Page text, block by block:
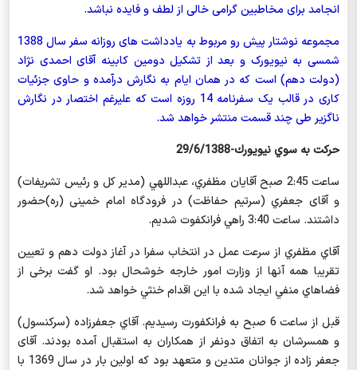
انجامد برای مخاطبین گرامی خالی از لطف و فایده نباشد.
مجموعه نوشتار پیش رو مربوط به یادداشت های روزانه سفر سال 1388
شمسی به نیویورک و بعد از تشکیل دومین کابینه آقای احمدی نژاد
(دولت دهم) است که در همان ایام به نگارش درآمده و حاوی جزئیات
کاری در قالب یک سفرنامه 14 روزه است که علیرغم اختصار در نگارش
ناگزیر طی چند قسمت منتشر خواهد شد.
حركت به سوي نيويورك-29/6/1388
ساعت 2:45 صبح آقایان مظفري،‌ عبداللهي (مدیر کل و رئیس تشریفات)
و آقای جعفري (سرتیم حفاظت) در فرودگاه امام خمینی (ره)حضور
داشتند. ساعت 3:40 راهي فرانكفوت شديم.
آقاي مظفري از سرعت عمل در انتخاب سفرا در آغاز دولت دهم و تعيين
تقريبا همه آنها از وزارت امور خارجه خوشحال بود. او گفت برخی از
فضاهاي منفي ايجاد شده با اين اقدام خنثي خواهد شد.
قبل از ساعت 6 صبح به فرانكفورت رسيديم. آقاي جعفرزاده (سرکنسول)
و همسرشان به اتفاق دونفر از همکاران به استقبال آمده بودند. آقای
جعفر زاده از جوانان متدین و متعهد بود که اولین بار در سال 1369 با